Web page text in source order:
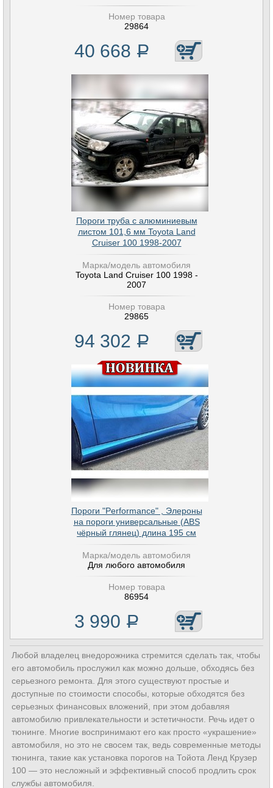
Номер товара
29864
40 668 Р
Пороги труба с алюминиевым
листом 101,6 мм Toyota Land
Cruiser 100 1998-2007
Марка/модель автомобиля
Toyota Land Cruiser 100 1998 -
2007
Номер товара
29865
94 302 Р
Пороги "Performance" , Элероны
на пороги универсальные (ABS
чёрный глянец) длина 195 см
Марка/модель автомобиля
Для любого автомобиля
Номер товара
86954
3 990 Р
Любой владелец внедорожника стремится сделать так, чтобы
его автомобиль прослужил как можно дольше, обходясь без
серьезного ремонта. Для этого существуют простые и
доступные по стоимости способы, которые обходятся без
серьезных финансовых вложений, при этом добавляя
автомобилю привлекательности и эстетичности. Речь идет о
тюнинге. Многие воспринимают его как просто «украшение»
автомобиля, но это не свосем так, ведь современные методы
тюнинга, такие как установка порогов на Тойота Ленд Крузер
100 — это несложный и эффективный способ продлить срок
службы автомобиля.